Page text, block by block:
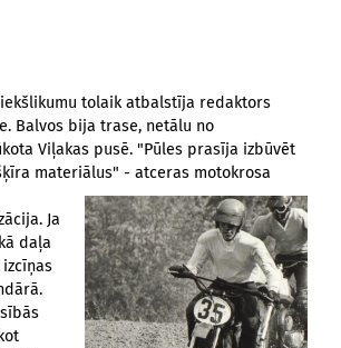
tolaik atbalstīja redaktors
Balvos bija trase, netālu no
Viļakas pusē. "Pūles prasīja izbūvēt
materiālus" - atceras motokrosa
Ja
daļa